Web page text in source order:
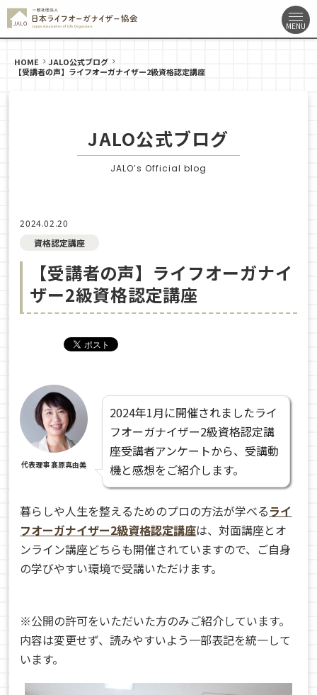
HOME
JALO公式ブログ
【受講者の声】ライフオーガナイザー2級資格認定講座
JALO公式ブログ
JALO’s Official blog
2024.02.20
資格認定講座
【受講者の声】ライフオーガナイ
ザー2級資格認定講座
代表理事 髙原真由美
2024年1月に開催されましたライ
フオーガナイザー2級資格認定講
座受講者アンケートから、受講動
機と感想をご紹介します。
暮らしや人生を整えるためのプロの方法が学べるライ
フオーガナイザー2級資格認定講座は、対面講座とオ
ンライン講座どちらも開催されていますので、ご自身
の学びやすい環境で受講いただけます。
※公開の許可をいただいた方のみご紹介しています。
内容は変更せず、読みやすいよう一部表記を統一して
います。